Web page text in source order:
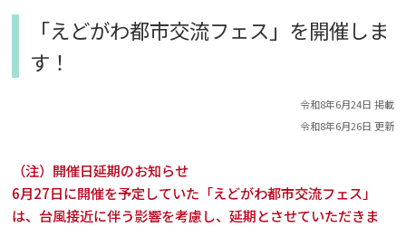
「えどがわ都市交流フェス」を開催しま
す！
令和8年6月24日 掲載
令和8年6月26日 更新
（注）開催日延期のお知らせ
6月27日に開催を予定していた「えどがわ都市交流フェス」
は、台風接近に伴う影響を考慮し、延期とさせていただきま